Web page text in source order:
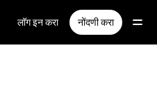
लॉग इन करा नोंदणी करा